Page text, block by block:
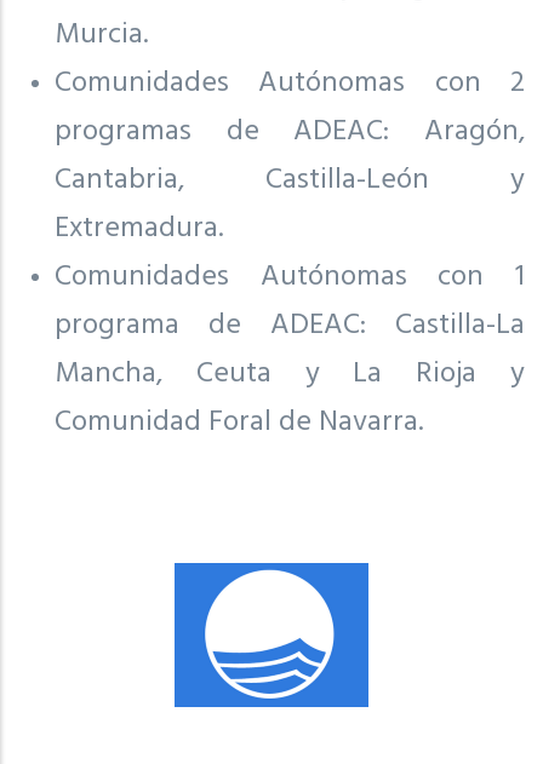
Murcia.
Comunidades Autónomas con 2
programas de ADEAC: Aragón,
Cantabria, Castilla-León y
Extremadura.
Comunidades Autónomas con 1
programa de ADEAC: Castilla-La
Mancha, Ceuta y La Rioja y
Comunidad Foral de Navarra.